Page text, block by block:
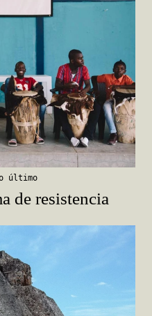
último
de resistencia